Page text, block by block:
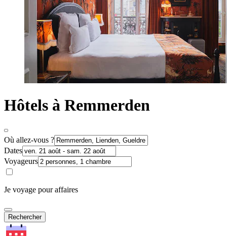
Hôtels à Remmerden
Où allez-vous ?
Dates
Voyageurs
Je voyage pour affaires
Rechercher